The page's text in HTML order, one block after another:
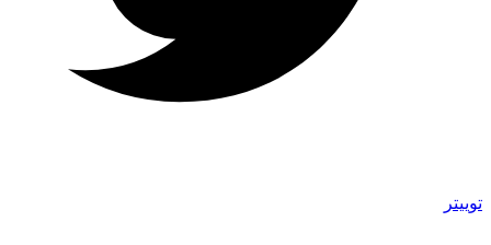
توییتر